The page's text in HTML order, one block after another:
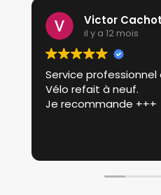
Victor Cachot
il y a 12 mois
Service
Vélo refait à neuf.
Je recommande +++